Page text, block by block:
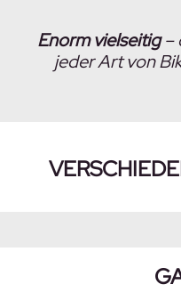
Enorm vielseitig–
jeder Art von